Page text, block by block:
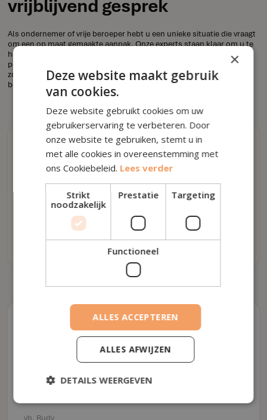
Als ondernemer of vrije beroeper hebt u een unieke situatie die vraagt
om een op maat gemaakte aanpak. Onze experts staan klaar om u te
helpen bij elke stap van de weg, van belastingadvies tot
pensioenplanning. Neem contact op voor een vrijblijvend gesprek,
zodat we samen de beste strategie voor uw toekomst kunnen
bepalen.
Rechtstreeks contact
info@houseoffinance.be
016 79 53 00
9u - 17u, ma - vr
Contactformulier
Vertel ons over uzelf
×
Deze website maakt gebruik
van cookies.
Deze website gebruikt cookies om uw
gebruikerservaring te verbeteren. Door
onze website te gebruiken, stemt u in
met alle cookies in overeenstemming met
ons Cookiebeleid. Lees verder
Strikt
noodzakelijk
Prestatie Targeting
Functioneel
ALLES ACCEPTEREN
ALLES AFWIJZEN
DETAILS WEERGEVEN